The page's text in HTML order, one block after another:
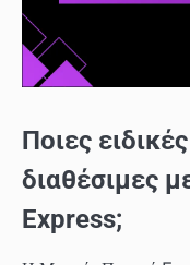
Ποιες
διαθέσιμες
Express;